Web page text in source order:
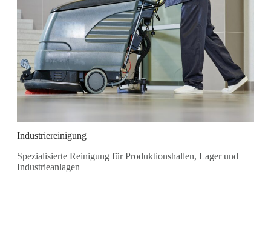
Industriereinigung
Spezialisierte Reinigung für Produktionshallen, Lager und
Industrieanlagen